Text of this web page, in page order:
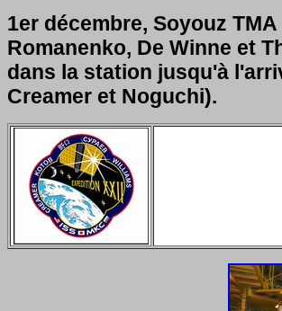
1er décembre, Soyouz
Romanenko, De Winne et
dans la station jusqu'à
Creamer et Noguchi).